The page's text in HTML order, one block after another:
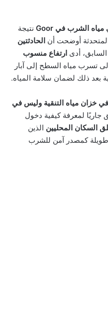
نتيجة
أوضحت أن الحادثتين
أدى ارتفاع منسوب
تسرب مياه السطح إلى آبار
بعد ذلك لضمان سلامة المياه.
في خزان مياه التنقية وليس في
جاريًا لمعرفة كيفية دخول
السكان المحليين الذين
طويلة كمصدر آمن للشرب